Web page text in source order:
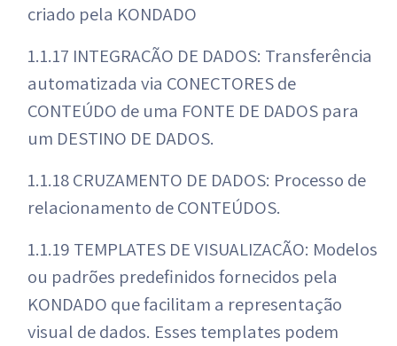
criado pela KONDADO
1.1.17 INTEGRAÇÃO DE DADOS: Transferência
automatizada via CONECTORES de
CONTEÚDO de uma FONTE DE DADOS para
um DESTINO DE DADOS.
1.1.18 CRUZAMENTO DE DADOS: Processo de
relacionamento de CONTEÚDOS.
1.1.19 TEMPLATES DE VISUALIZAÇÃO: Modelos
ou padrões predefinidos fornecidos pela
KONDADO que facilitam a representação
visual de dados. Esses templates podem